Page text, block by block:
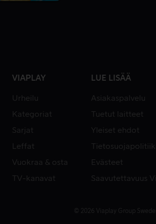
VIAPLAY
Urheilu
Kategoriat
Sarjat
Leffat
Vuokraa & osta
TV-kanavat
LUE LISÄÄ
Asiakaspalvelu
Tuetut laitteet
Yleiset ehdot
Evästeet
Saavutettavuus
© 2026 Viaplay Group